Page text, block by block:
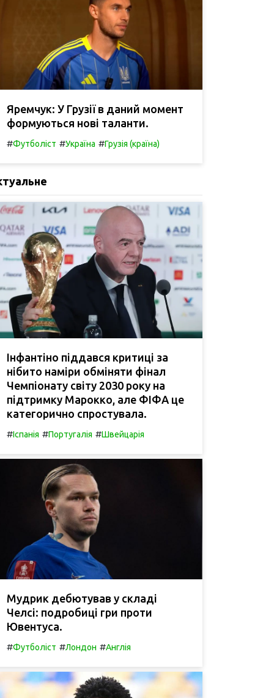
Яремчук: У Грузії в даний момент
формуються нові таланти.
#Футболіст #Україна #Грузія (країна)
Інфантіно піддався критиці за
нібито наміри обміняти фінал
Чемпіонату світу 2030 року на
підтримку Марокко, але ФІФА це
категорично спростувала.
#Іспанія #Португалія #Швейцарія
Мудрик дебютував у складі
Челсі: подробиці гри проти
Ювентуса.
#Футболіст #Лондон #Англія